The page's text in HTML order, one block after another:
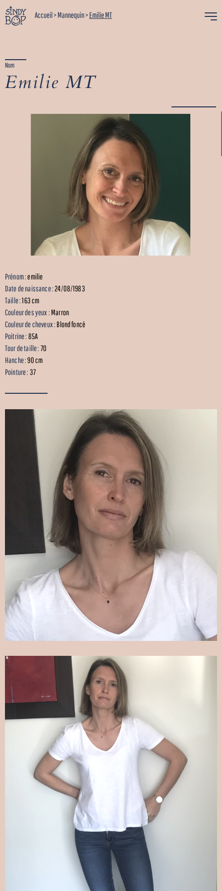
Accueil>Mannequin>Emilie MT
Nom
Emilie MT
Prénom :emilie
Date de naissance :24/08/1983
Taille :163 cm
Couleur des yeux : Marron
Couleur de cheveux : Blond foncé
Poitrine : 85A
Tour de taille : 70
Hanche :90 cm
Pointure : 37